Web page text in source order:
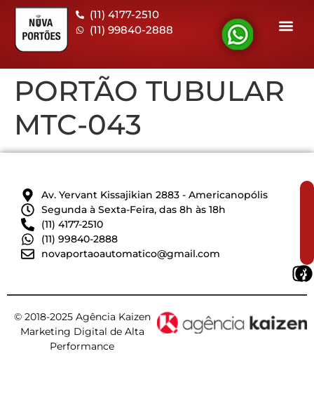
(11) 4177-2510
(11) 99840-2888
PORTÃO TUBULAR
MTC-043
Av. Yervant Kissajikian 2883 - Americanopólis
Segunda à Sexta-Feira, das 8h às 18h
(11) 4177-2510
(11) 99840-2888
novaportaoautomatico@gmail.com
© 2018-2025 Agência Kaizen
Marketing Digital de Alta
Performance